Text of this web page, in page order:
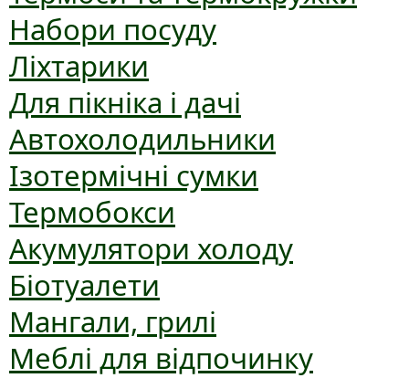
Набори посуду
Ліхтарики
Для пікніка і дачі
Автохолодильники
Ізотермічні сумки
Термобокси
Акумулятори холоду
Біотуалети
Мангали, грилі
Меблі для відпочинку